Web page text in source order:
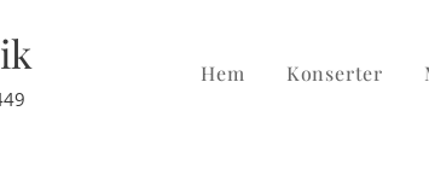
Hem Konserter